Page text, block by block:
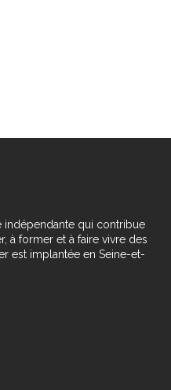
indépendante qui contribue
à former et à faire vivre des
est implantée en Seine-et-